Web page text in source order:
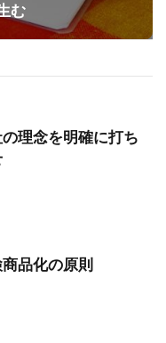
む
の理念を明確に打ち
品化の原則